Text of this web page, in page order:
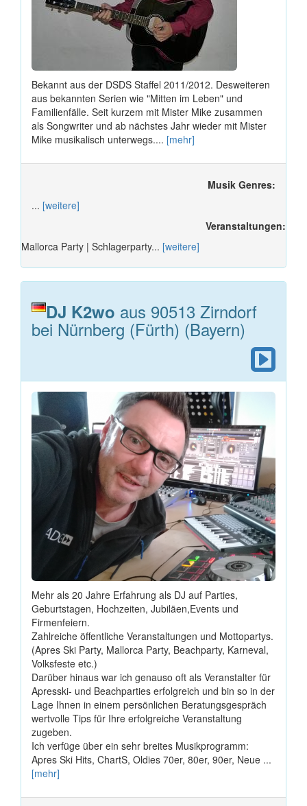
Bekannt aus der DSDS Staffel 2011/2012. Desweiteren
aus bekannten Serien wie "Mitten im Leben" und
Familienfälle. Seit kurzem mit Mister Mike zusammen
als Songwriter und ab nächstes Jahr wieder mit Mister
Mike musikalisch unterwegs.... [mehr]
Musik Genres:
... [weitere]
Veranstaltungen:
Mallorca Party | Schlagerparty... [weitere]
DJ K2wo aus 90513 Zirndorf
bei Nürnberg (Fürth) (Bayern)
Mehr als 20 Jahre Erfahrung als DJ auf Parties,
Geburtstagen, Hochzeiten, Jubiläen,Events und
Firmenfeiern.
Zahlreiche öffentliche Veranstaltungen und Mottopartys.
(Apres Ski Party, Mallorca Party, Beachparty, Karneval,
Volksfeste etc.)
Darüber hinaus war ich genauso oft als Veranstalter für
Apresski- und Beachparties erfolgreich und bin so in der
Lage Ihnen in einem persönlichen Beratungsgespräch
wertvolle Tips für Ihre erfolgreiche Veranstaltung
zugeben.
Ich verfüge über ein sehr breites Musikprogramm:
Apres Ski Hits, ChartS, Oldies 70er, 80er, 90er, Neue ...
[mehr]